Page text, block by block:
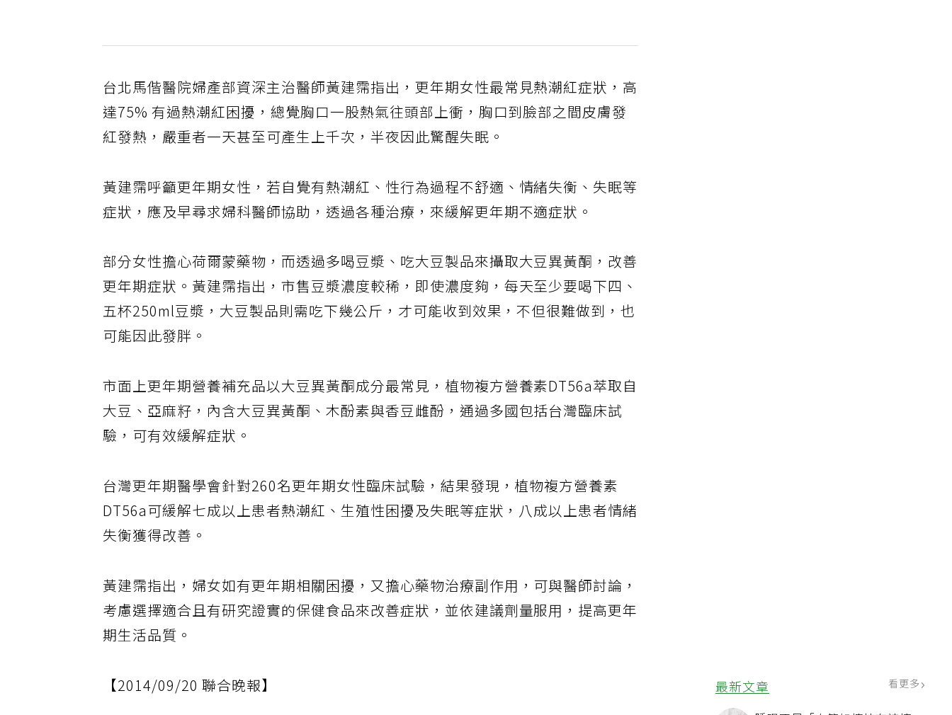
最新文章 看更多
台北馬偕醫院婦產部資深主治醫師黃建霈指出，更年期女性最常見熱潮紅症狀，高
達75% 有過熱潮紅困擾，總覺胸口一股熱氣往頭部上衝，胸口到臉部之間皮膚發
紅發熱，嚴重者一天甚至可產生上千次，半夜因此驚醒失眠。
黃建霈呼籲更年期女性，若自覺有熱潮紅、性行為過程不舒適、情緒失衡、失眠等
症狀，應及早尋求婦科醫師協助，透過各種治療，來緩解更年期不適症狀。
部分女性擔心荷爾蒙藥物，而透過多喝豆漿、吃大豆製品來攝取大豆異黃酮，改善
更年期症狀。黃建霈指出，市售豆漿濃度較稀，即使濃度夠，每天至少要喝下四、
五杯250ml豆漿，大豆製品則需吃下幾公斤，才可能收到效果，不但很難做到，也
可能因此發胖。
市面上更年期營養補充品以大豆異黃酮成分最常見，植物複方營養素DT56a萃取自
大豆、亞麻籽，內含大豆異黃酮、木酚素與香豆雌酚，通過多國包括台灣臨床試
驗，可有效緩解症狀。
台灣更年期醫學會針對260名更年期女性臨床試驗，結果發現，植物複方營養素
DT56a可緩解七成以上患者熱潮紅、生殖性困擾及失眠等症狀，八成以上患者情緒
失衡獲得改善。
黃建霈指出，婦女如有更年期相關困擾，又擔心藥物治療副作用，可與醫師討論，
考慮選擇適合且有研究證實的保健食品來改善症狀，並依建議劑量服用，提高更年
期生活品質。
【2014/09/20 聯合晚報】